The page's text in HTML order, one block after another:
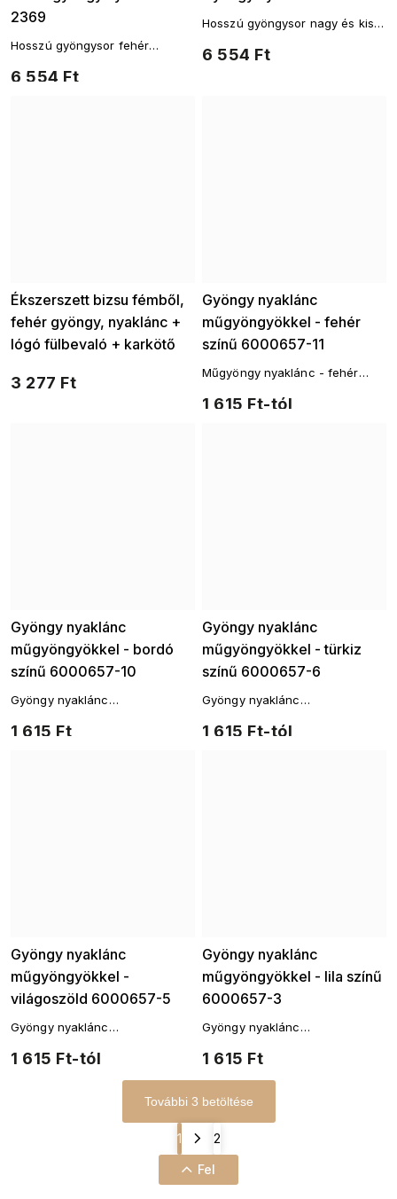
2369
6 554 Ft
Hosszú gyöngysor fehér
6 554 Ft
Hosszú gyöngysor nagy és kis
Ékszerszett bizsu fémből,
fehér gyöngy, nyaklánc +
lógó fülbevaló + karkötő
3 277 Ft
Gyöngy nyaklánc
műgyöngyökkel - fehér
színű 6000657-11
1 615 Ft-tól
Műgyöngy nyaklánc - fehér
Gyöngy nyaklánc
műgyöngyökkel - bordó
színű 6000657-10
1 615 Ft
Gyöngy nyaklánc
színben.
Gyöngy nyaklánc
műgyöngyökkel - türkiz
színű 6000657-6
1 615 Ft-tól
Gyöngy nyaklánc
Gyöngy nyaklánc
műgyöngyökkel -
világoszöld 6000657-5
1 615 Ft-tól
Gyöngy nyaklánc
színű.
Gyöngy nyaklánc
műgyöngyökkel - lila színű
6000657-3
1 615 Ft
Gyöngy nyaklánc
További 3 betöltése
1 2
Fel